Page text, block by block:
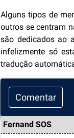
Alguns tipos de
outros se centram
são dedicados ao
infelizmente só
tradução
Comentar
Fernand SOS